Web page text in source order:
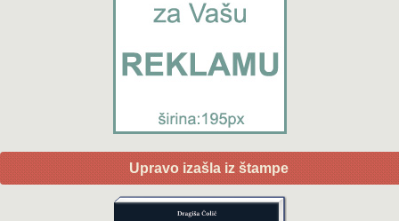
Upravo izašla iz štampe